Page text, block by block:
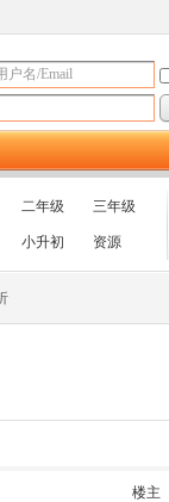
二年级 三年级
小升初 资源
楼主